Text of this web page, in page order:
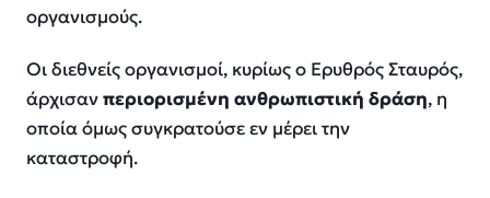
οργανισμούς.
Οι διεθνείς οργανισμοί, κυρίως ο Ερυθρός Σταυρός,
άρχισανπεριορισμένη ανθρωπιστική δράση, η
οποία όμως συγκρατούσε εν μέρει την
καταστροφή.